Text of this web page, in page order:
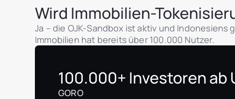
Wird Immobilien-
Ja – die OJK-Sandbox ist aktiv und
Immobilien hat bereits über 100.000 Nutzer.
100.000+ Investoren ab
GORO